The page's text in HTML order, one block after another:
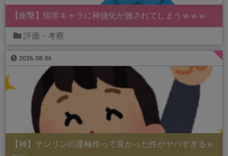
【衝撃】恒常キャラに神強化が施されてしまうｗｗｗ
評価・考察
2026.08.06
【神】テンリンの運極作って良かった件がヤバすぎるｗ